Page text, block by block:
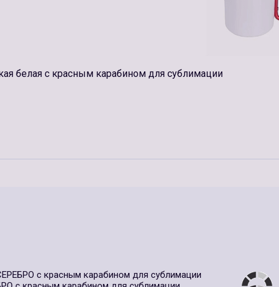
белая с красным карабином для сублимации
с красным карабином для сублимации